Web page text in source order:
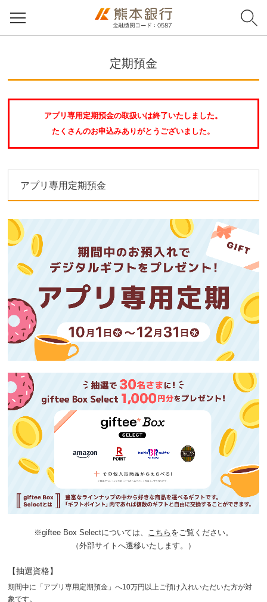
定期預金
アプリ専用定期預金の取扱いは終了いたしました。
たくさんのお申込みありがとうございました。
アプリ専用定期預金
※giftee Box Selectについては、 こちら をご覧ください。
（外部サイトへ遷移いたします。）
【抽選資格】
期間中に「アプリ専用定期預金」へ10万円以上ご預け入れいただいた方が対
象です。